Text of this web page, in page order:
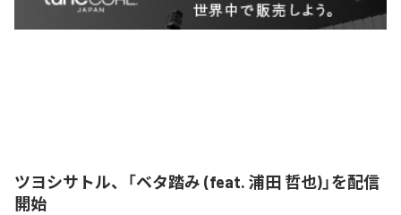
ツヨシサトル、「ベタ踏み (feat. 浦田 哲也)」を配信
開始